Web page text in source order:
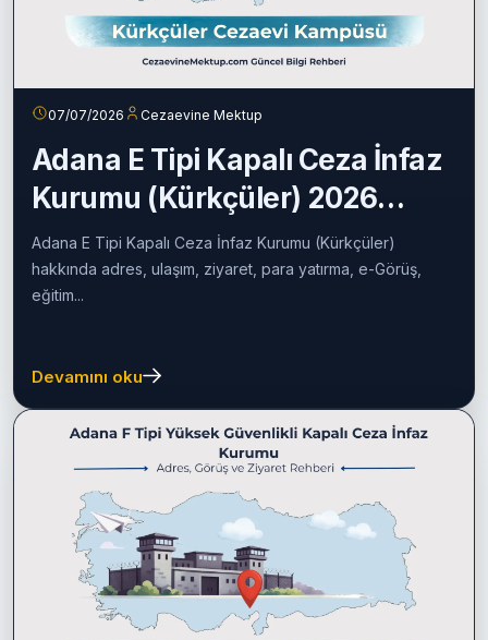
07/07/2026 Cezaevine Mektup
Adana E Tipi Kapalı Ceza İnfaz
Kurumu (Kürkçüler) 2026
Rehberi
Adana E Tipi Kapalı Ceza İnfaz Kurumu (Kürkçüler)
hakkında adres, ulaşım, ziyaret, para yatırma, e-Görüş,
eğitim...
Devamını oku